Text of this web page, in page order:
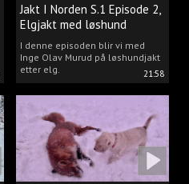
21:58
Jakt I Norden S.1 Episode 2,
Elgjakt med løshund
I denne episoden blir vi med
Inge Olav Murud på løshundjakt
etter elg.